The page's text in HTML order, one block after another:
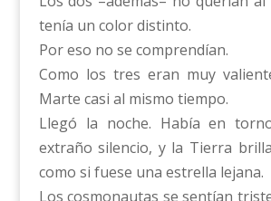
tenía un color distinto.
Por eso no se comprendían.
Como los tres eran muy
Marte casi al mismo tiempo.
Llegó la noche. Había en
extraño silencio, y la Tierra
como si fuese una estrella lejana.
Los cosmonautas se sentían